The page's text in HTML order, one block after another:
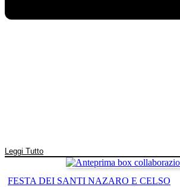
Leggi Tutto
FESTA DEI SANTI NAZARO E CELSO